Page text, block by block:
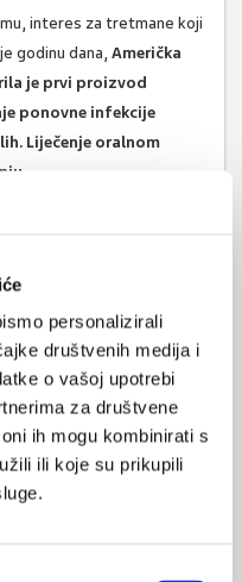
personalizirali
društvenih medija i
o vašoj upotrebi
za društvene
ih mogu kombinirati s
ili koje su prikupili
interes za tretmane koji
godinu dana, Američka
je prvi proizvod
ponovne infekcije
Liječenje oralnom
prehrana bogata
doi:
SVIĐA
MI SE